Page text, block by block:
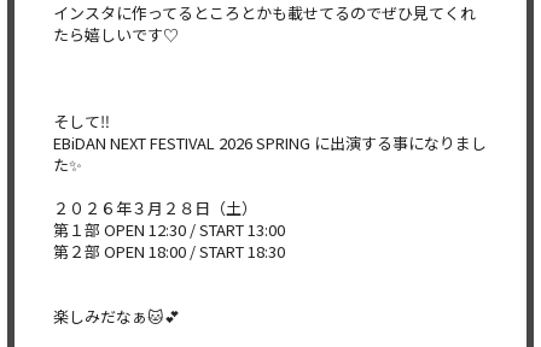
インスタに作ってるところとかも載せてるのでぜひ見てくれ
たら嬉しいです♡
そして‼️
EBiDAN NEXT FESTIVAL 2026 SPRING に出演する事になりまし
た✨️
２０２６年３月２８日（土）
第１部 OPEN 12:30 / START 13:00
第２部 OPEN 18:00 / START 18:30
楽しみだなぁ🐱︎💕︎︎